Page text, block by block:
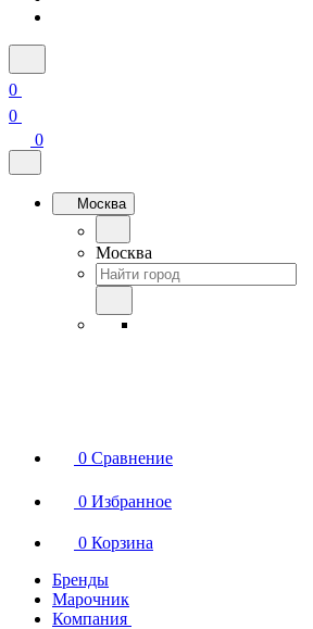
0
0
0
Москва
Москва
0 Сравнение
0 Избранное
0 Корзина
Бренды
Марочник
Компания